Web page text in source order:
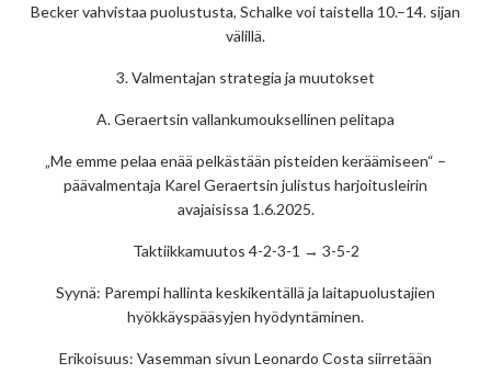
Becker vahvistaa puolustusta, Schalke voi taistella 10.–14. sijan
välillä.
3. Valmentajan strategia ja muutokset
A. Geraertsin vallankumouksellinen pelitapa
„Me emme pelaa enää pelkästään pisteiden keräämiseen“ –
päävalmentaja Karel Geraertsin julistus harjoitusleirin
avajaisissa 1.6.2025.
Taktiikkamuutos 4-2-3-1 → 3-5-2
Syynä: Parempi hallinta keskikentällä ja laitapuolustajien
hyökkäyspääsyjen hyödyntäminen.
Erikoisuus: Vasemman sivun Leonardo Costa siirretään